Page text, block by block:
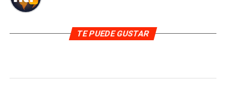
TE PUEDE GUSTAR